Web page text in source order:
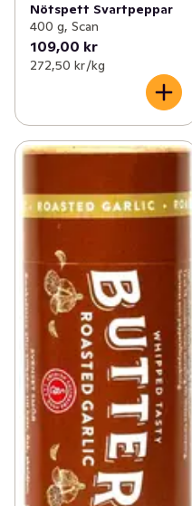
Nötspett Svartpeppar
400 g, Scan
109,00 kr
272,50 kr /kg